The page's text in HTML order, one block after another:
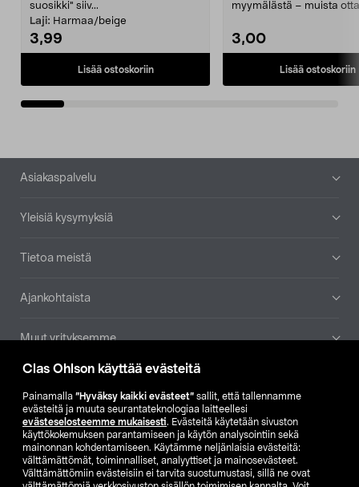
Clas Ohlson käyttää evästeitä
Painamalla ”Hyväksy kaikki evästeet” sallit, että tallennamme
evästeitä ja muuta seurantateknologiaa laitteellesi
evästeselosteemme mukaisesti. Evästeitä käytetään sivuston
käyttökokemuksen parantamiseen ja käytön analysointiin sekä
mainonnan kohdentamiseen. Käytämme neljänlaisia evästeitä:
välttämättömät, toiminnalliset, analyyttiset ja mainosevästeet.
Välttämättömiin evästeisiin ei tarvita suostumustasi, sillä ne ovat
suosikki" siiv...
Laji: Harmaa/beige
3,99
Lisää ostoskoriin
myymälästä – muista
3,00
Lisää ostoskoriin
Alatunniste
Asiakaspalvelu
Yleisiä kysymyksiä
Tietoa meistä
Ajankohtaista
Muut yrityksemme
Etsi myymälä
SE NO FI
FI SV